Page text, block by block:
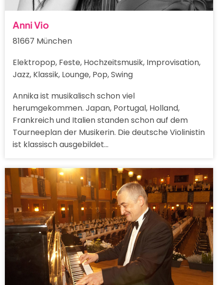
Anni Vio
81667 München
Elektropop, Feste, Hochzeitsmusik, Improvisation,
Jazz, Klassik, Lounge, Pop, Swing
Annika ist musikalisch schon viel
herumgekommen. Japan, Portugal, Holland,
Frankreich und Italien standen schon auf dem
Tourneeplan der Musikerin. Die deutsche Violinistin
ist klassisch ausgebildet…